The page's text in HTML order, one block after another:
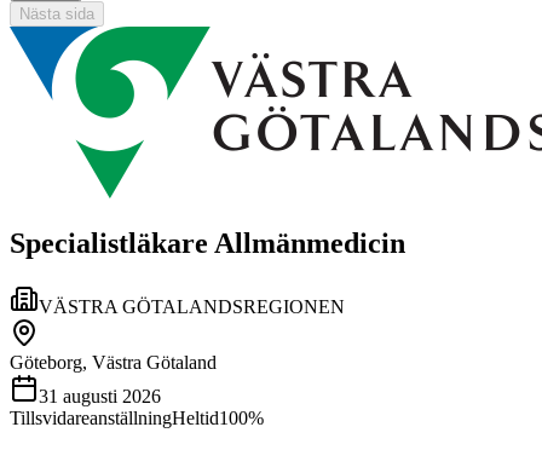
Nästa sida
Specialistläkare Allmänmedicin
VÄSTRA GÖTALANDSREGIONEN
Göteborg, Västra Götaland
31 augusti 2026
TillsvidareanställningHeltid100%